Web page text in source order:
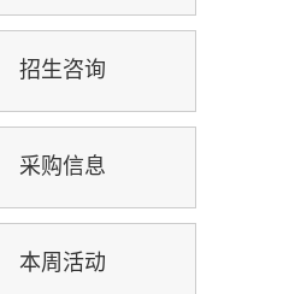
招生咨询
采购信息
本周活动